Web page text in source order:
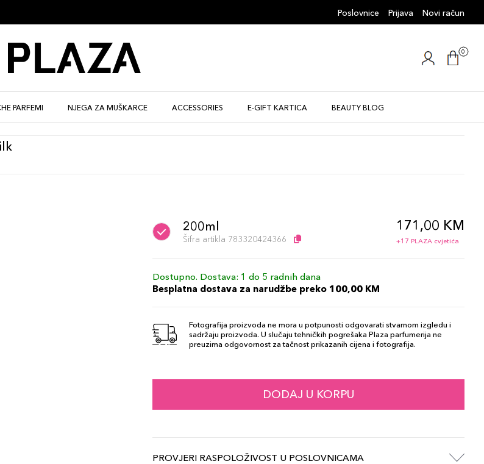
Poslovnice Prijava Novi račun
0
PARFEMI NJEGA ZA MUŠKARCE ACCESSORIES E-GIFT KARTICA BEAUTY BLOG
200ml
Šifra artikla 783320424366
171,00 KM
+17 PLAZA cvjetića
Dostupno. Dostava: 1 do 5 radnih dana
Besplatna dostava za narudžbe preko 100,00 KM
Fotografija proizvoda ne mora u potpunosti odgovarati stvarnom izgledu i
sadržaju proizvoda. U slučaju tehničkih pogrešaka Plaza parfumerija ne
preuzima odgovornost za tačnost prikazanih cijena i fotografija.
DODAJ U KORPU
PROVJERI RASPOLOŽIVOST U POSLOVNICAMA